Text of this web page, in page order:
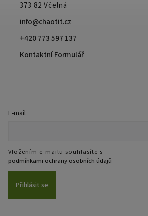
373 82 Včelná
info@chaotit.cz
+420 773 597 137
Kontaktní Formulář
E-mail
Vložením e-mailu souhlasíte s
podmínkami ochrany osobních údajů
Přihlásit se